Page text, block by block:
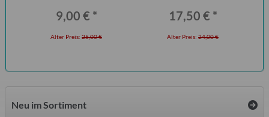
9,00 € *
Alter Preis: 25,00 €
17,50 € *
Alter Preis: 24,00 €
Neu im Sortiment